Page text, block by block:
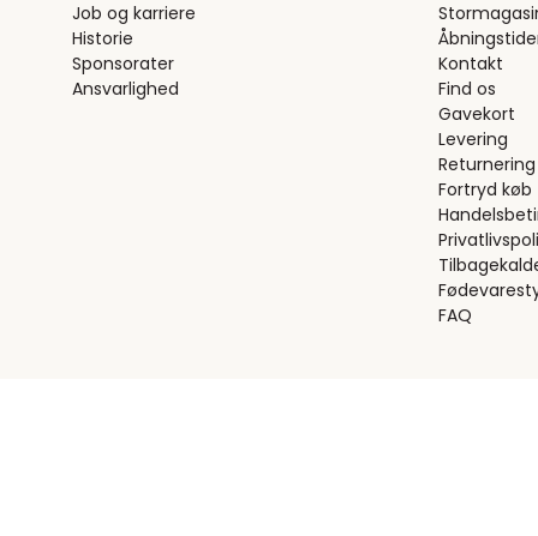
Job og karriere
Historie
Sponsorater
Ansvarlighed
Kontakt
Find os
Gavekort
Levering
Returnering
Fortryd køb
FAQ